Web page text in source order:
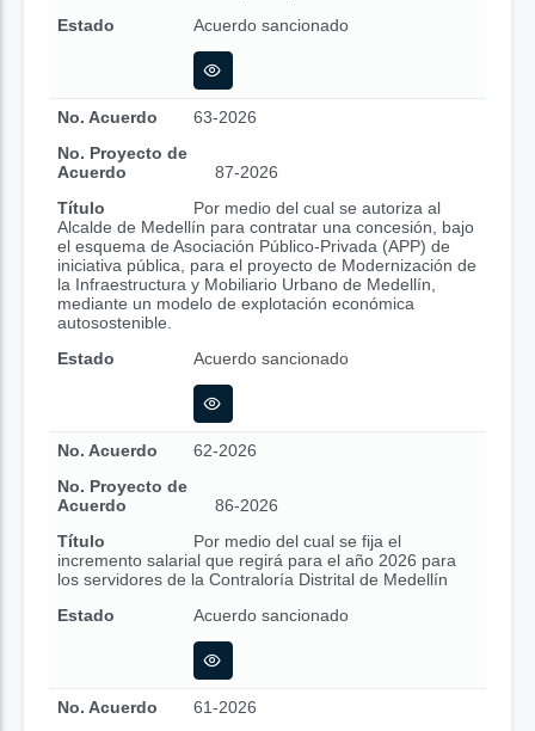
Estado
Acuerdo sancionado
No. Acuerdo
63-2026
No. Proyecto de
Acuerdo
87-2026
Título
Por medio del cual se autoriza al
Alcalde de Medellín para contratar una concesión, bajo
el esquema de Asociación Público-Privada (APP) de
iniciativa pública, para el proyecto de Modernización de
la Infraestructura y Mobiliario Urbano de Medellín,
mediante un modelo de explotación económica
autosostenible.
Estado
Acuerdo sancionado
No. Acuerdo
62-2026
No. Proyecto de
Acuerdo
86-2026
Título
Por medio del cual se fija el
incremento salarial que regirá para el año 2026 para
los servidores de la Contraloría Distrital de Medellín
Estado
Acuerdo sancionado
No. Acuerdo
61-2026